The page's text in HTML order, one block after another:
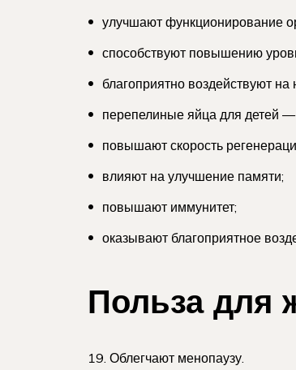
улучшают функционирование
способствуют повышению
благоприятно воздействуют
перепелиные яйца для детей
повышают скорость
влияют на улучшение памяти;
повышают иммунитет;
оказывают благоприятное
Польза для
19. Облегчают менопаузу.